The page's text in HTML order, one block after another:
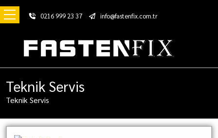
0216 999 23 37 info@fastenfix.com.tr
Teknik Servis
Teknik Servis